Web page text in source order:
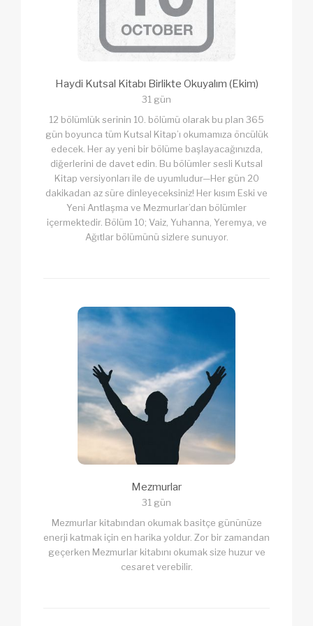
Haydi Kutsal Kitabı Birlikte Okuyalım (Ekim)
31 gün
12 bölümlük serinin 10. bölümü olarak bu plan 365
gün boyunca tüm Kutsal Kitap’ı okumamıza öncülük
edecek. Her ay yeni bir bölüme başlayacağınızda,
diğerlerini de davet edin. Bu bölümler sesli Kutsal
Kitap versiyonları ile de uyumludur—Her gün 20
dakikadan az süre dinleyeceksiniz! Her kısım Eski ve
Yeni Antlaşma ve Mezmurlar’dan bölümler
içermektedir. Bölüm 10; Vaiz, Yuhanna, Yeremya, ve
Ağıtlar bölümünü sizlere sunuyor.
Mezmurlar
31 gün
Mezmurlar kitabından okumak basitçe gününüze
enerji katmak için en harika yoldur. Zor bir zamandan
geçerken Mezmurlar kitabını okumak size huzur ve
cesaret verebilir.